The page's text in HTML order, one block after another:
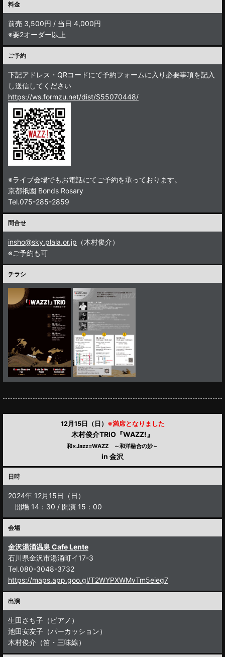
料金
前売 3,500円 / 当日 4,000円
※要2オーダー以上
ご予約
下記アドレス・QRコードにて予約フォームに入り必要事項を記入
し送信してください
https://ws.formzu.net/dist/S55070448/
※ライブ会場でもお電話にてご予約を承っております。
京都祇園 Bonds Rosary
Tel.075-285-2859
問合せ
insho@sky.plala.or.jp （木村俊介）
※ご予約も可
チラシ
12月15日（日） ※満席となりました
木村俊介TRIO『WAZZ!』
和×Jazz=WAZZ ～和洋融合の妙～
in 金沢
日時
2024年 12月15日（日）
開場 14：30 / 開演 15：00
会場
金沢湯涌温泉 Cafe Lente
石川県金沢市湯涌町イ17-3
Tel.080-3048-3732
https://maps.app.goo.gl/T2WYPXWMvTm5eieg7
出演
生田さち子（ピアノ）
池田安友子（パーカッション）
木村俊介（笛・三味線）